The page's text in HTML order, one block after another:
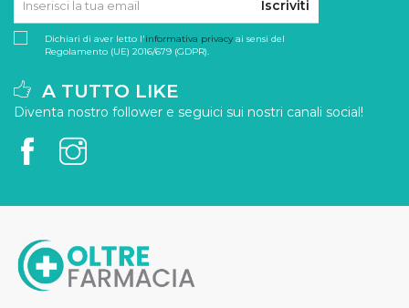
Iscriviti
Dichiari di aver letto l'informativa privacyai sensi del
Regolamento (UE) 2016/679 (GDPR).
A TUTTO LIKE
Diventa nostro follower e seguici sui nostri canali social!